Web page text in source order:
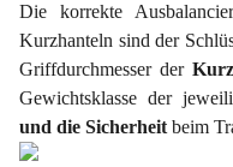
Die korrekte
Kurzhanteln sind der
Griffdurchmesser der
Gewichtsklasse der
und die Sicherheit beim